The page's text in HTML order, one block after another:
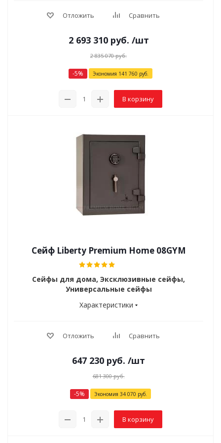
Отложить Сравнить
2 693 310руб. /шт
2 835 070руб.
-5% Экономия 141 760 руб.
В корзину
Сейф Liberty Premium Home 08GYM
Сейфы для дома, Эксклюзивные сейфы,
Универсальные сейфы
Характеристики
Отложить Сравнить
647 230 руб. /шт
681 300руб.
-5% Экономия 34 070 руб.
В корзину